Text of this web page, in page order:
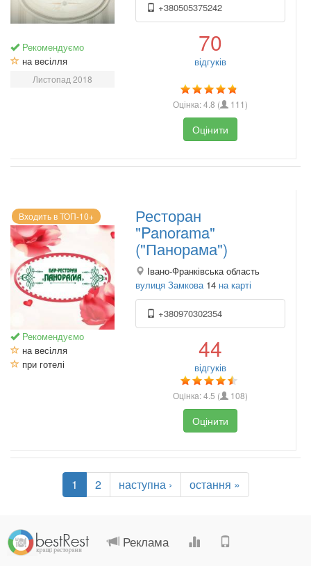
Рекомендуємо
на весілля
Листопад 2018
+380505375242
70
відгуків
Оцінка:4.8 ( 111)
Оцінити
Входить в ТОП-10+
Рекомендуємо
на весілля
при готелі
Ресторан
"Panorama"
("Панорама")
Івано-Франківська область
вулиця Замкова 14 на карті
+380970302354
44
відгуків
Оцінка:4.5 ( 108)
Оцінити
1 2 наступна › остання »
Реклама